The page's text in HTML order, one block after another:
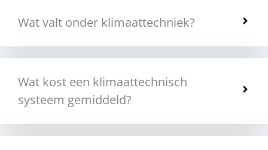
Wat valt onder klimaattechniek?
Wat kost een klimaattechnisch
systeem gemiddeld?